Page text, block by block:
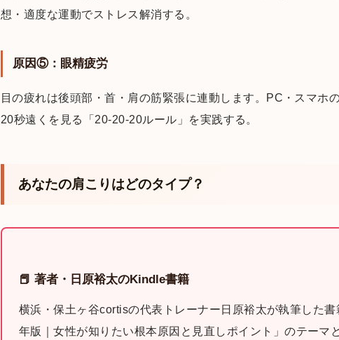
想・適度な運動でストレス解消する。
原因⑤：眼精疲労
目の疲れは後頭部・首・肩の筋緊張に連動します。PC・スマホ
20秒遠くを見る「20-20-20ルール」を実践する。
あなたの肩こりはどのタイプ？
📕 著者・日原裕太のKindle書籍
横浜・保土ヶ谷cortisの代表トレーナー日原裕太が執筆した
年版｜女性が知りたい根本原因と見直しポイント」のテーマ